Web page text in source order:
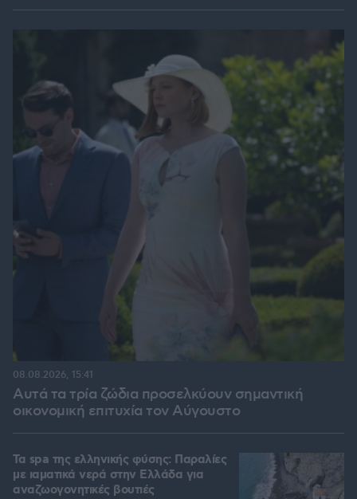
Αυτά τα τρία ζώδια προσελκύουν σημαντική
οικονομική επιτυχία τον Αύγουστο
08.08.2026, 15:41
Τα spa της ελληνικής φύσης: Παραλίες
με ιαματικά νερά στην Ελλάδα για
αναζωογονητικές βουτιές